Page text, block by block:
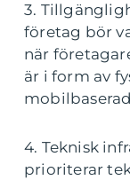
3.
företag bör
när
är i form av
4. Teknisk
prioriterar